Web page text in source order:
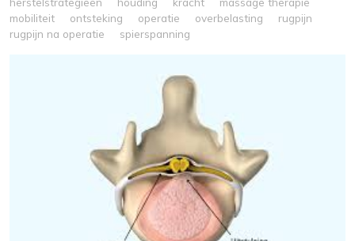
mobiliteit
ontsteking operatie overbelasting
rugpijn
rugpijn na operatie
spierspanning